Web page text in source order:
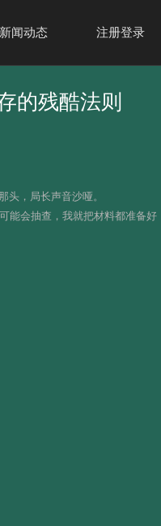
新闻动态 注册登录
的残酷法则
，局长声音沙哑。
能会抽查，我就把材料都准备好